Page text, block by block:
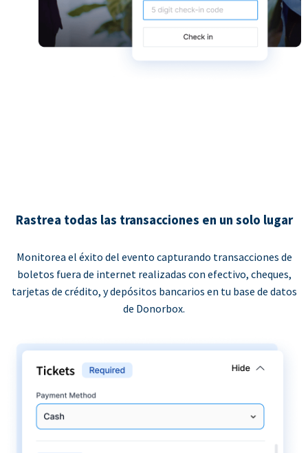
Rastrea todas las transacciones en un solo lugar
Monitorea el éxito del evento capturando transacciones de
boletos fuera de internet realizadas con efectivo, cheques,
tarjetas de crédito, y depósitos bancarios en tu base de datos
de Donorbox.